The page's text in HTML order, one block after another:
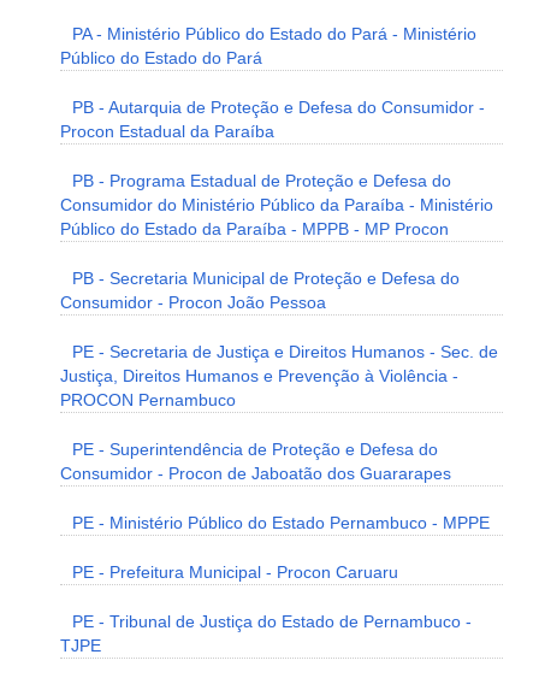
PA - Ministério Público do Estado do Pará - Ministério
Público do Estado do Pará
PB - Autarquia de Proteção e Defesa do Consumidor -
Procon Estadual da Paraíba
PB - Programa Estadual de Proteção e Defesa do
Consumidor do Ministério Público da Paraíba - Ministério
Público do Estado da Paraíba - MPPB - MP Procon
PB - Secretaria Municipal de Proteção e Defesa do
Consumidor - Procon João Pessoa
PE - Secretaria de Justiça e Direitos Humanos - Sec. de
Justiça, Direitos Humanos e Prevenção à Violência -
PROCON Pernambuco
PE - Superintendência de Proteção e Defesa do
Consumidor - Procon de Jaboatão dos Guararapes
PE - Ministério Público do Estado Pernambuco - MPPE
PE - Prefeitura Municipal - Procon Caruaru
PE - Tribunal de Justiça do Estado de Pernambuco -
TJPE